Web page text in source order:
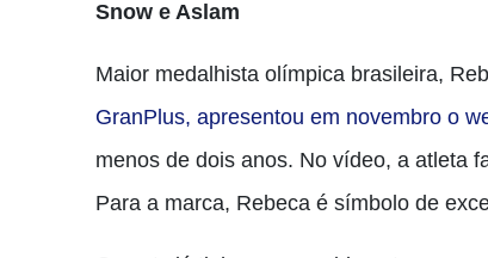
Snow e Aslam
Maior medalhista olímpica brasileira,
GranPlus, apresentou em novembro o
menos de dois anos. No vídeo, a atleta
Para a marca, Rebeca é símbolo de